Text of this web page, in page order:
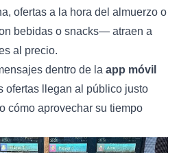
ofertas a la hora del almuerzo o
bebidas o snacks— atraen a
al precio.
dentro de la app móvil
ofertas llegan al público justo
cómo aprovechar su tiempo